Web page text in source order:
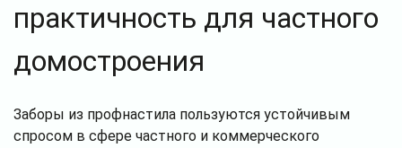
практичность для частного
домостроения
Заборы из профнастила пользуются устойчивым
спросом в сфере частного и коммерческого